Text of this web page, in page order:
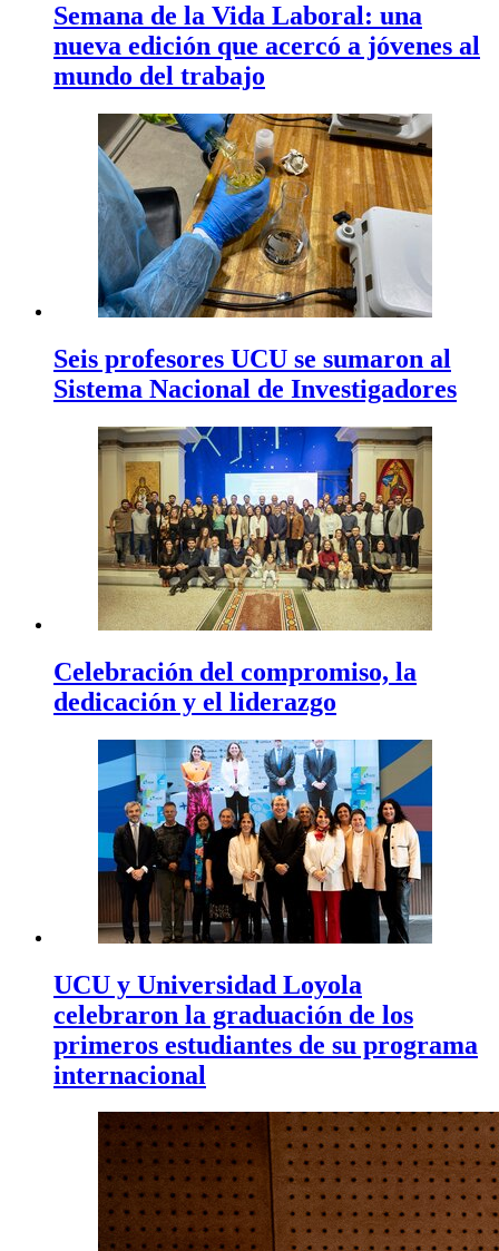
Semana de la Vida Laboral: una
nueva edición que acercó a jóvenes al
mundo del trabajo
Seis profesores UCU se sumaron al
Sistema Nacional de Investigadores
Celebración del compromiso, la
dedicación y el liderazgo
UCU y Universidad Loyola
celebraron la graduación de los
primeros estudiantes de su programa
internacional